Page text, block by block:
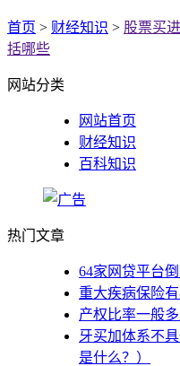
首页 > 财经知识 > 股票买
括哪些
网站分类
网站首页
财经知识
百科知识
热门文章
64家网贷平台
重大疾病保险
产权比率一般
牙买加体系不
是什么？）